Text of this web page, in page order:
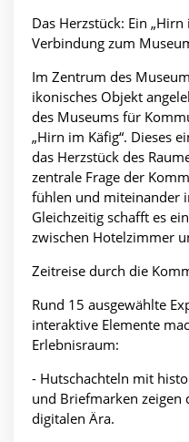
Das Herzstück: Ein
Verbindung zum
Im Zentrum des
ikonisches Objekt
des Museums für
„Hirn im Käfig“. Dieses
das Herzstück des
zentrale Frage der
fühlen und miteinander
Gleichzeitig schafft es
zwischen Hotelzimmer
Zeitreise durch die
Rund 15 ausgewählte
interaktive Elemente
Erlebnisraum:
- Hutschachteln mit
und Briefmarken
digitalen Ära.